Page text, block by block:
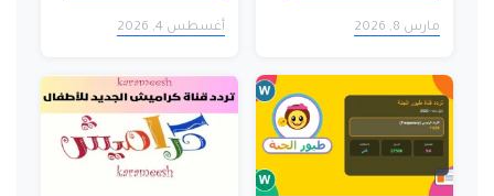
احفظه الآن قبل
مارس 8, 2026
وعرب سات
أغسطس 4, 2026